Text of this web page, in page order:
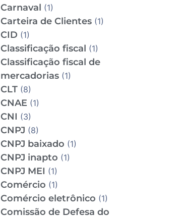
Carnaval (1)
Carteira de Clientes(1)
CID (1)
Classificação fiscal (1)
Classificação fiscal de
mercadorias(1)
CLT(8)
CNAE (1)
CNI (3)
CNPJ (8)
CNPJ baixado (1)
CNPJ inapto (1)
CNPJ MEI (1)
Comércio (1)
Comércio eletrônico (1)
Comissão de Defesa do